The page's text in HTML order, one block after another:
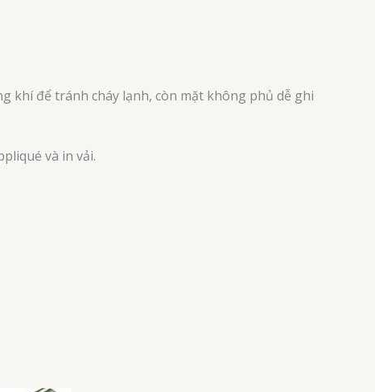
khí để tránh cháy lạnh, còn mặt không phủ dễ ghi
và in vải.